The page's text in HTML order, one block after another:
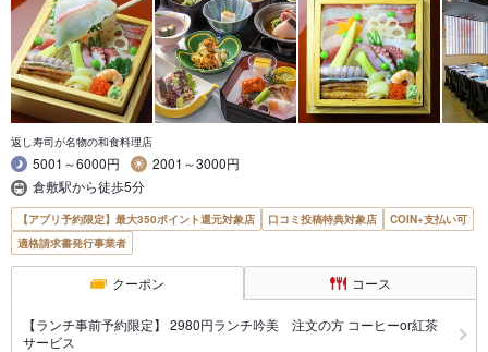
返し寿司が名物の和食料理店
5001～6000円
2001～3000円
倉敷駅から徒歩5分
【アプリ予約限定】最大350ポイント還元対象店 口コミ投稿特典対象店
COIN+支払い可
適格請求書発行事業者
クーポン コース
【ランチ事前予約限定】 2980円ランチ吟美 注文の方 コーヒーor紅茶
サービス